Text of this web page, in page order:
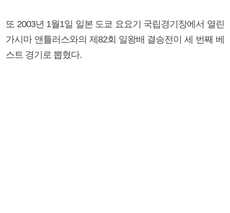
또 2003년 1월1일 일본 도쿄 요요기 국립경기장에서 열린
가시마 앤틀러스와의 제82회 일왕배 결승전이 세 번째 베
스트 경기로 뽑혔다.